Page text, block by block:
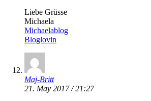
Liebe Grüsse
Michaela
Michaelablog
Bloglovin
Maj-Britt
21. May 2017 / 21:27